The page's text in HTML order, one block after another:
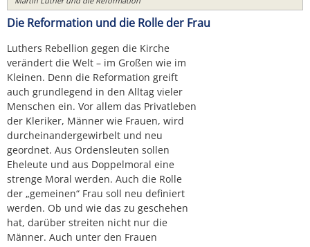
Die Reformation und die Rolle der Frau
Luthers Rebellion gegen die Kirche
verändert die Welt – im Großen wie im
Kleinen. Denn die Reformation greift
auch grundlegend in den Alltag vieler
Menschen ein. Vor allem das Privatleben
der Kleriker, Männer wie Frauen, wird
durcheinandergewirbelt und neu
geordnet. Aus Ordensleuten sollen
Eheleute und aus Doppelmoral eine
strenge Moral werden. Auch die Rolle
der „gemeinen“ Frau soll neu definiert
werden. Ob und wie das zu geschehen
hat, darüber streiten nicht nur die
Männer. Auch unter den Frauen